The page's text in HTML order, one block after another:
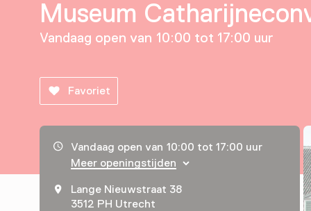
Museum
Vandaag open van 10:00 tot 17:00 uur
Favoriet
Openingstijden, adres & telefoonnummer
Vandaag open van 10:00 tot 17:00 uur
Meer openingstijden
Lange Nieuwstraat 38
3512 PH Utrecht